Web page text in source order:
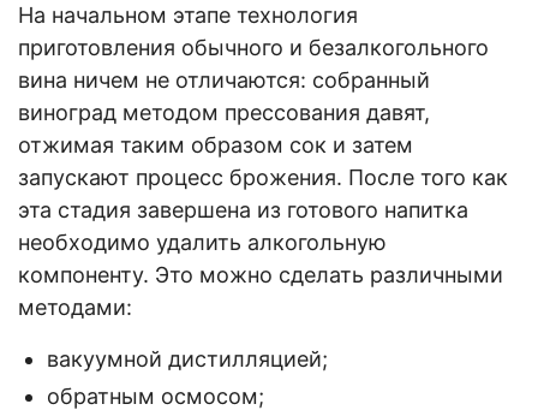
На начальном этапе технология
приготовления обычного и безалкогольного
вина ничем не отличаются: собранный
виноград методом прессования давят,
отжимая таким образом сок и затем
запускают процесс брожения. После того как
эта стадия завершена из готового напитка
необходимо удалить алкогольную
компоненту. Это можно сделать различными
методами:
вакуумной дистилляцией;
обратным осмосом;